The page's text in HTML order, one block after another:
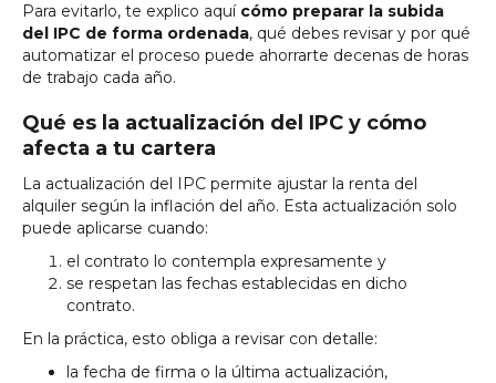
Para evitarlo, te explico aquí cómo preparar la subida
del IPC de forma ordenada, qué debes revisar y por qué
automatizar el proceso puede ahorrarte decenas de horas
de trabajo cada año.
Qué es la actualización del IPC y cómo
afecta a tu cartera
La actualización del IPC permite ajustar la renta del
alquiler según la inflación del año. Esta actualización solo
puede aplicarse cuando:
el contrato lo contempla expresamente y
se respetan las fechas establecidas en dicho
contrato.
En la práctica, esto obliga a revisar con detalle:
la fecha de firma o la última actualización,